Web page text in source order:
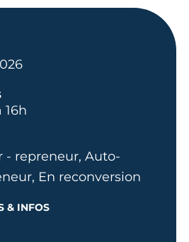
16h
- repreneur, Auto-
En reconversion
& INFOS